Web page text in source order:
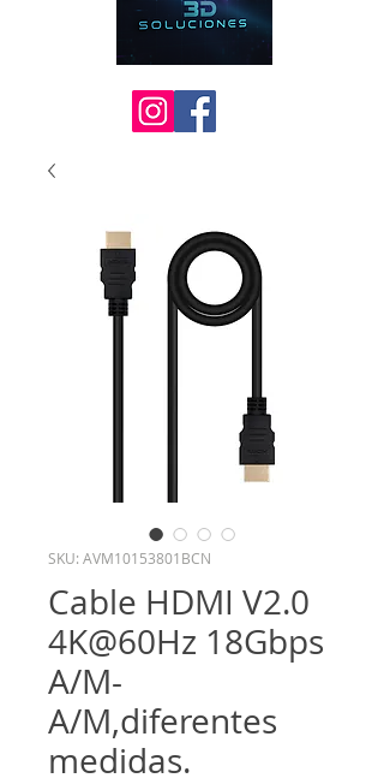
SKU: AVM10153801BCN
Cable HDMI V2.0
4K@60Hz 18Gbps
A/M-
A/M,diferentes
medidas.